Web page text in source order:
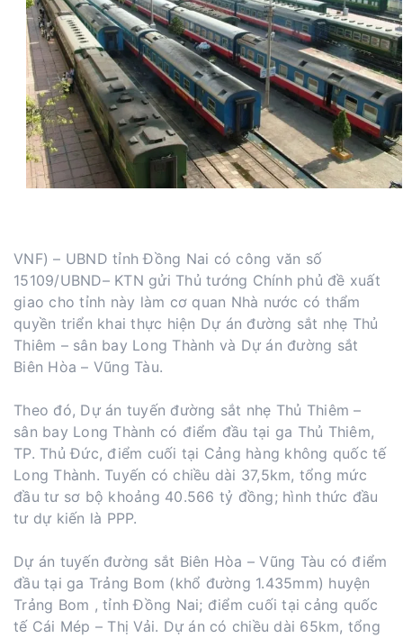
VNF) – UBND tỉnh Đồng Nai có công văn số
15109/UBND– KTN gửi Thủ tướng Chính phủ đề xuất
giao cho tỉnh này làm cơ quan Nhà nước có thẩm
quyền triển khai thực hiện Dự án đường sắt nhẹ Thủ
Thiêm – sân bay Long Thành và Dự án đường sắt
Biên Hòa – Vũng Tàu.
Theo đó, Dự án tuyến đường sắt nhẹ Thủ Thiêm –
sân bay Long Thành có điểm đầu tại ga Thủ Thiêm,
TP. Thủ Đức, điểm cuối tại Cảng hàng không quốc tế
Long Thành. Tuyến có chiều dài 37,5km, tổng mức
đầu tư sơ bộ khoảng 40.566 tỷ đồng; hình thức đầu
tư dự kiến là PPP.
Dự án tuyến đường sắt Biên Hòa – Vũng Tàu có điểm
đầu tại ga Trảng Bom (khổ đường 1.435mm) huyện
Trảng Bom , tỉnh Đồng Nai; điểm cuối tại cảng quốc
tế Cái Mép – Thị Vải. Dự án có chiều dài 65km, tổng